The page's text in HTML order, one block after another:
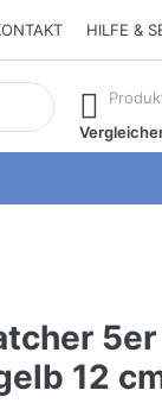
HILFE &
erste
12